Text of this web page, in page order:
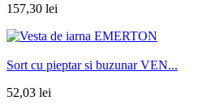
157,30 lei
Sort cu pieptar si buzunar VEN...
52,03 lei